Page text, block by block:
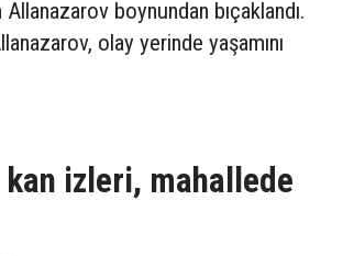
boynundan bıçaklandı.
olay yerinde yaşamını
izleri, mahallede